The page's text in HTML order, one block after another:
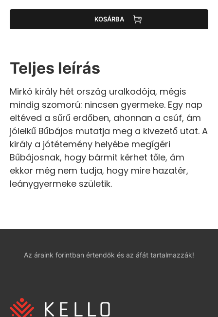
KOSÁRBA
Teljes leírás
Mirkó király hét ország uralkodója, mégis
mindig szomorú: nincsen gyermeke. Egy nap
eltéved a sűrű erdőben, ahonnan a csúf, ám
jólelkű Bűbájos mutatja meg a kivezető utat. A
király a jótétemény helyébe megígéri
Bűbájosnak, hogy bármit kérhet tőle, ám
ekkor még nem tudja, hogy mire hazatér,
leánygyermeke születik.
Az áraink forintban értendők és az áfát tartalmazzák!